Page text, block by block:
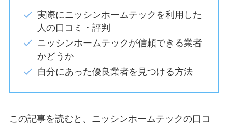
実際にニッシンホームテックを利用した
人の口コミ・評判
ニッシンホームテックが信頼できる業者
かどうか
自分にあった優良業者を見つける方法
この記事を読むと、ニッシンホームテックの口コ